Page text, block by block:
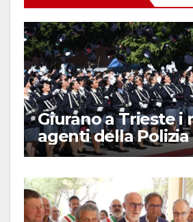
Giurano a Trieste i
agenti della Polizia